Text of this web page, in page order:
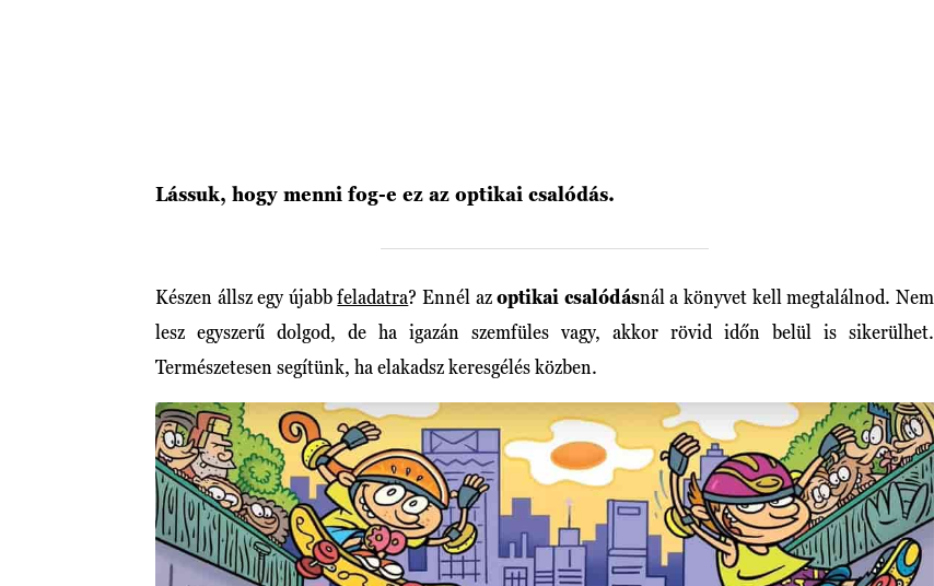
Lássuk, hogy menni fog-e ez az optikai csalódás.
Készen állsz egy újabbfeladatra? Ennél azoptikai csalódásnál a könyvet kell megtalálnod. Nem
lesz egyszerű dolgod, de ha igazán szemfüles vagy, akkor rövid időn belül is sikerülhet.
Természetesen segítünk, ha elakadsz keresgélés közben.